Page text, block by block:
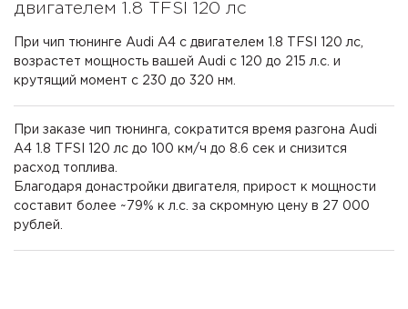
двигателем 1.8 TFSI 120 лс
При чип тюнинге Audi A4 с двигателем 1.8 TFSI 120 лс,
возрастет мощность вашей Audi с 120 до 215 л.с. и
крутящий момент с 230 до 320 нм.
При заказе чип тюнинга, сократится время разгона Audi
A4 1.8 TFSI 120 лс до 100 км/ч до 8.6 сек и снизится
расход топлива.
Благодаря донастройки двигателя, прирост к мощности
составит более ~79% к л.с. за скромную цену в 27 000
рублей.